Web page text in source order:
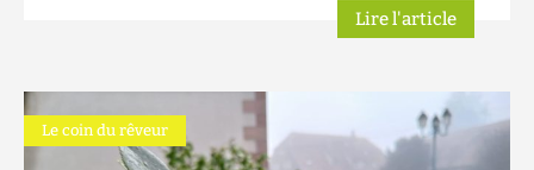
Lire l'article
Le coin du rêveur